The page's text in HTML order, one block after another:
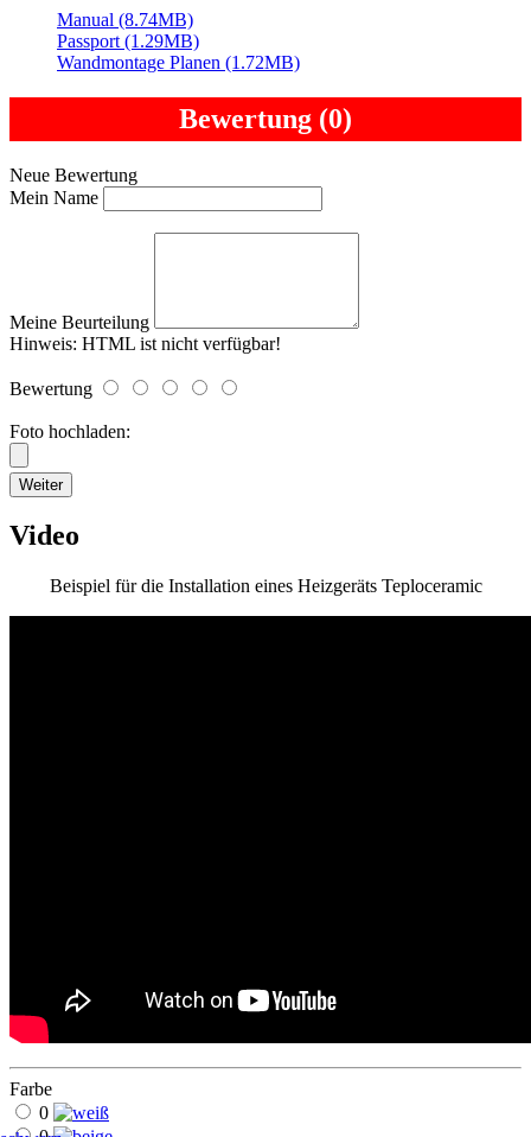
Manual (8.74MB)
Passport (1.29MB)
Wandmontage Planen (1.72MB)
Bewertung (0)
Neue Bewertung
Mein Name
Meine Beurteilung
Hinweis: HTML ist nicht verfügbar!
Bewertung
Foto hochladen:
Weiter
Video
Beispiel für die Installation eines Heizgeräts Teploceramic
Farbe
0